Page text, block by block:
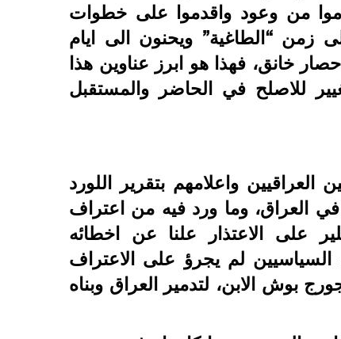
من وعود واقدموا على خطوات
زمن “الطاغية” ويحنون الى ايام
خانق، فهذا هو ابرز عناوين هذا
للاصلح في الحاضر والمستقبل
العراقيين واعلامهم بتقرير اللورد
العراق، وما ورد فيه من اعتراف
على الاعتذار علنا عن اخطائه
لم يجرؤ على الاعتراف
بوش الابن، لتدمير العراق وبناه